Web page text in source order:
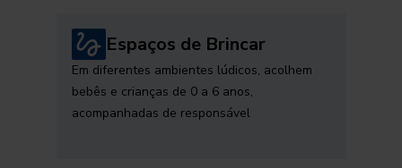
Espaços de Brincar
Em diferentes ambientes lúdicos, acolhem
bebês e crianças de 0 a 6 anos,
acompanhadas de responsável